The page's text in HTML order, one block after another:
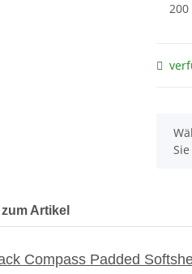
200
x
Artikel
Compass Padded